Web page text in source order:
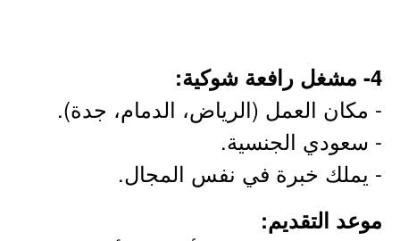
4- مشغل رافعة شوكية:
- مكان العمل (الرياض، الدمام، جدة).
- سعودي الجنسية.
- يملك خبرة في نفس المجال.
موعد التقديم: